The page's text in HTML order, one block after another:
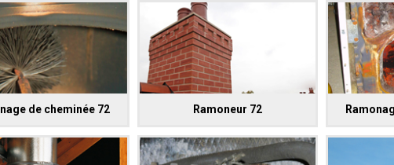
de cheminée 72 Ramoneur 72